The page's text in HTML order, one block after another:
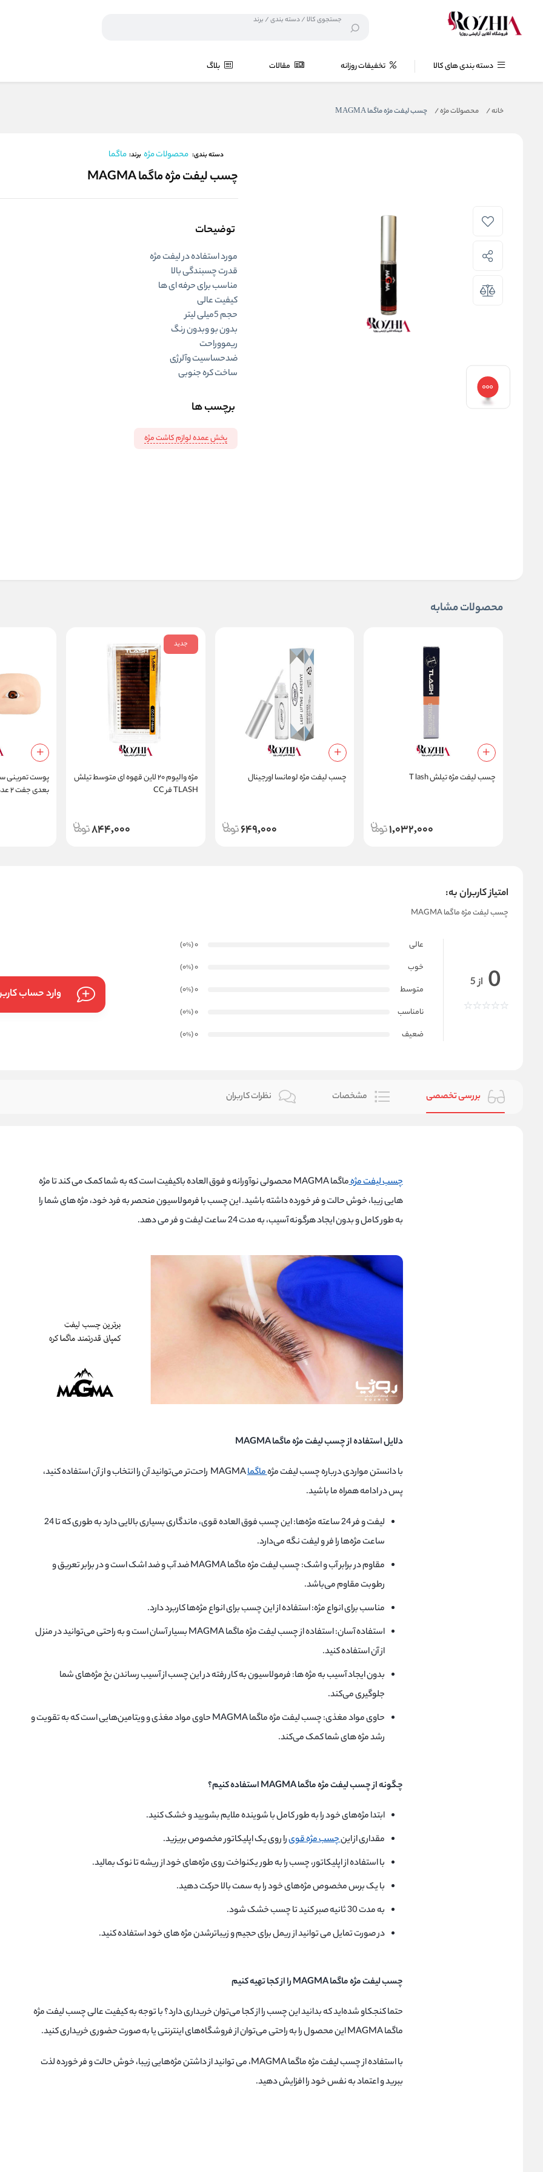
دسته بندی های کالا تخفیفات روزانه مقالات بلاگ
خانه/ محصولات مژه/ چسب لیفت مژه ماگما MAGMA
دسته بندی: محصولات مژه برند: ماگما
چسب لیفت مژه ماگما MAGMA
توضیحات
مورد استفاده در لیفت مژه
قدرت چسبندگی بالا
مناسب برای حرفه ای ها
کیفیت عالی
حجم 5میلی لیتر
بدون بو وبدون رنگ
ریمووراحت
ضدحساسیت وآلرژی
ساخت کره جنوبی
برچسب ها
پخش عمده لوازم کاشت مژه
محصولات مشابه
چسب لیفت مژه تیلش T lash
1,032,000
چسب لیفت مژه لومانسا اورجینال
649,000
جدید
مژه والیوم ۲۰ لاین قهوه ای متوسط تیلش
TLASH فر CC
844,000
پوست تمرینی
امتیاز کاربران به:
چسب لیفت مژه ماگما MAGMA
0 از 5
عالی 0
(0
%
)
خوب
0
(0
%
)
متوسط
0
(0
%
)
نامناسب
0
(0
%
)
ضعیف
0
(0
%
)
وارد حساب
بررسی تخصصی مشخصات نظرات کاربران
چسب لیفت مژه
ماگما MAGMA محصولی نوآورانه و فوق العاده باکیفیت است که به شما کمک می کند تا مژه
هایی زیبا، خوش حالت و فر خورده داشته باشید. این چسب با فرمولاسیون منحصر به فرد خود، مژه های شما را
به طور کامل و بدون ایجاد هرگونه آسیب، به مدت 24 ساعت لیفت و فر می دهد.
دلایل استفاده از چسب لیفت مژه ماگما MAGMA
با دانستن مواردی درباره چسب لیفت مژهماگما
MAGMA راحت‌تر می‌توانید آن را انتخاب و از آن استفاده کنید،
پس در ادامه همراه ما باشید.
لیفت و فر 24 ساعته مژه‌ها: این چسب فوق العاده قوی، ماندگاری بسیاری بالایی دارد به طوری که تا 24
ساعت مژه‌ها را فر و لیفت نگه می‌دارد.
مقاوم در برابر آب و اشک: چسب لیفت مژه ماگما MAGMA ضد آب و ضد اشک است و در برابر تعریق و
رطوبت مقاوم می‌باشد.
مناسب برای انواع مژه: استفاده از این چسب برای انواع مژه‌ها کاربرد دارد.
استفاده آسان: استفاده از چسب لیفت مژه ماگما MAGMA بسیار آسان است و به راحتی می‌توانید در منزل
از آن استفاده کنید.
بدون ایجاد آسیب به مژه ها: فرمولاسیون به کار رفته در این چسب از آسیب رساندن بخ مژه‌های شما
جلوگیری می‌کند.
حاوی مواد مغذی: چسب لیفت مژه ماگما MAGMA حاوی مواد مغذی و ویتامین‌هایی است که به تقویت و
رشد مژه های شما کمک می‌کند.
چگونه از چسب لیفت مژه ماگما MAGMA استفاده کنیم؟
ابتدا مژه‌های خود را به طور کامل با شوینده ملایم بشویید و خشک کنید.
مقداری از اینچسب مژه قویرا روی یک اپلیکاتور مخصوص بریزید.
با استفاده از اپلیکاتور، چسب را به طور یکنواخت روی مژه‌های خود از ریشه تا نوک بمالید.
با یک برس مخصوص مژه‌های خود را به سمت بالا حرکت دهید.
به مدت 30 ثانیه صبر کنید تا چسب خشک شود.
در صورت تمایل می توانید از ریمل برای حجیم و زیباترشدن مژه های خود استفاده کنید.
چسب لیفت مژه ماگما MAGMA را از کجا تهیه کنیم
حتما کنجکاو شده‌اید که بدانید این چسب را از کجا می‌توان خریداری دارد؟ با توجه به کیفیت عالی چسب لیفت مژه
ماگما MAGMA این محصول را به راحتی می‌توان از فروشگاه‌های اینترنتی یا به صورت حضوری خریداری کنید.
با استفاده از چسب لیفت مژه ماگما MAGMA، می توانید از داشتن مژه‌هایی زیبا، خوش حالت و فر خورده لذت
ببرید و اعتماد به نفس خود را افزایش دهید.